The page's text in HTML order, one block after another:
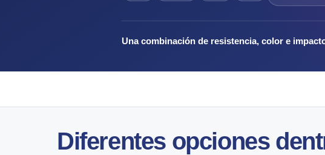
Una combinación de resistencia, color e
Diferentes opciones